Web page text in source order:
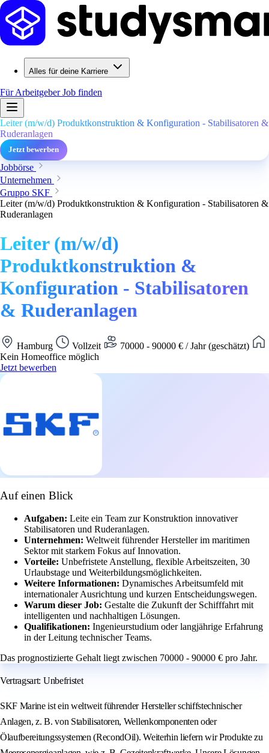
Alles für deine Karriere
Für ArbeitgeberJob finden
Leiter (m/w/d) Produktkonstruktion & Konfiguration - Stabilisatoren &
Ruderanlagen
Jetzt bewerben
Jobbörse
Unternehmen
Gruppo SKF
Leiter (m/w/d) Produktkonstruktion & Konfiguration - Stabilisatoren &
Ruderanlagen
Leiter (m/w/d)
Produktkonstruktion &
Konfiguration - Stabilisatoren
& Ruderanlagen
Hamburg Vollzeit
70000 - 90000 € / Jahr (geschätzt)
Kein Homeoffice möglich
Jetzt bewerben
Auf einen Blick
Aufgaben: Leite ein Team zur Konstruktion innovativer
Stabilisatoren und Ruderanlagen.
Unternehmen: Weltweit führender Hersteller im maritimen
Sektor mit starkem Fokus auf Innovation.
Vorteile: Unbefristete Anstellung, flexible Arbeitszeiten, 30
Urlaubstage und Weiterbildungsmöglichkeiten.
Weitere Informationen: Dynamisches Arbeitsumfeld mit
internationaler Ausrichtung und kurzen Entscheidungswegen.
Warum dieser Job: Gestalte die Zukunft der Schifffahrt mit
intelligenten und nachhaltigen Lösungen.
Qualifikationen: Ingenieurstudium oder langjährige Erfahrung
in der Leitung technischer Teams.
Das prognostizierte Gehalt liegt zwischen 70000 - 90000 € pro Jahr.
Vertragsart: Unbefristet
SKF Marine ist ein weltweit führender Hersteller schiffstechnischer
Anlagen, z. B. von Stabilisatoren, Wellenkomponenten oder
Ölaufbereitungssystemen (RecondOil). Weiterhin liefern wir Produkte zu